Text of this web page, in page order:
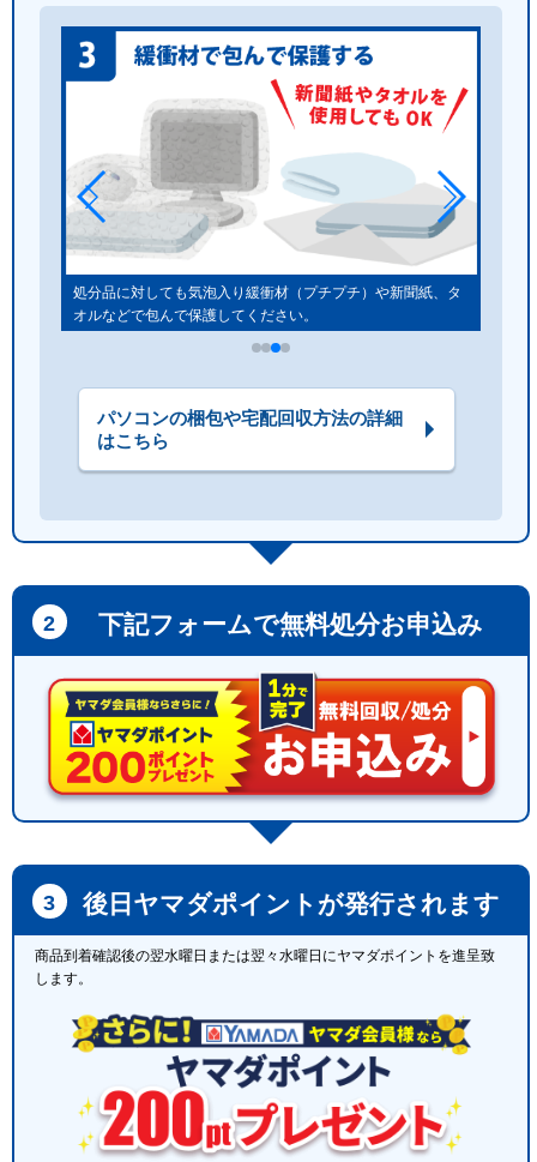
処分品に対しても気泡入り緩衝材（プチプチ）や新聞紙、タ
オルなどで包んで保護してください。
パソコンの梱包や宅配回収方法の詳細
はこちら
下記フォームで無料処分お申込み
後日ヤマダポイントが発行されます
商品到着確認後の翌水曜日または翌々水曜日にヤマダポイントを進呈致
します。